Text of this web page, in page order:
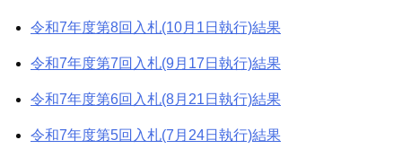
令和7年度第8回入札(10月1日執行)結果
令和7年度第7回入札(9月17日執行)結果
令和7年度第6回入札(8月21日執行)結果
令和7年度第5回入札(7月24日執行)結果